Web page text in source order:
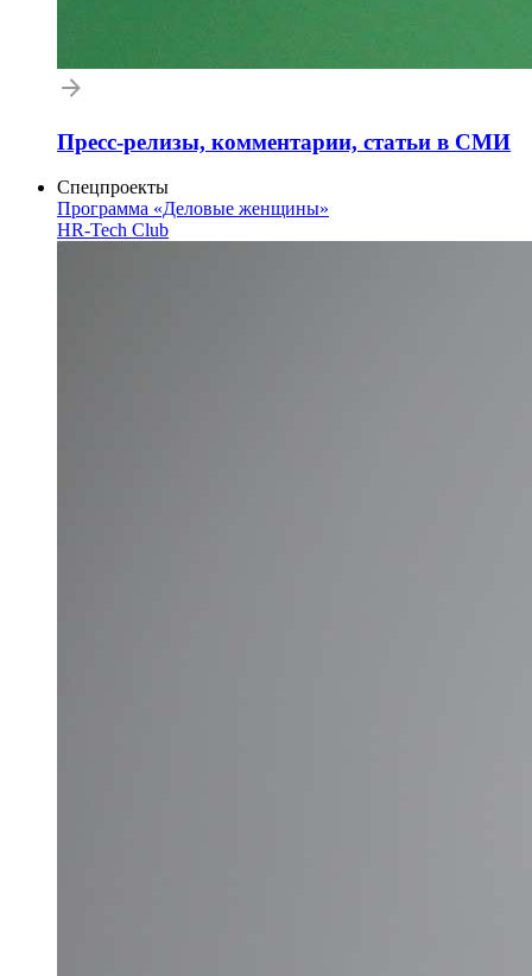
Пресс-релизы, комментарии, статьи в СМИ
Спецпроекты
Программа «Деловые женщины»
HR-Tech Club